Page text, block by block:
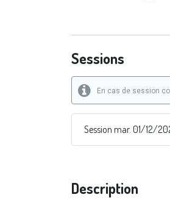
Sessions
En cas de session
Session mar. 01/12/
Description